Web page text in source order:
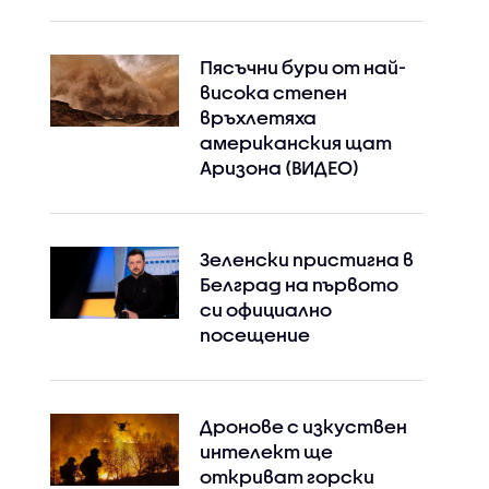
Пясъчни бури от най-
висока степен
връхлетяха
американския щат
Аризона (ВИДЕО)
Зеленски пристигна в
Белград на първото
си официално
посещение
Дронове с изкуствен
интелект ще
откриват горски